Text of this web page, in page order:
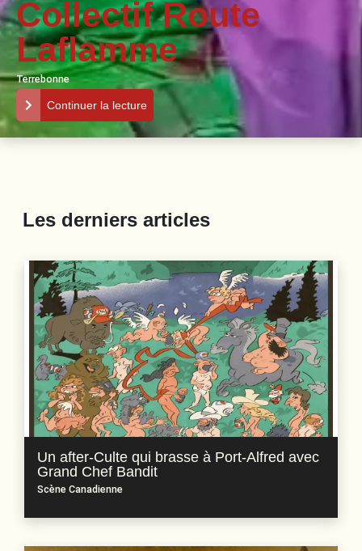
Collectif Route
Laflamme
Terrebonne
Continuer la lecture
Les derniers articles
Un after-Culte qui brasse à Port-Alfred avec
Grand Chef Bandit
Scène Canadienne